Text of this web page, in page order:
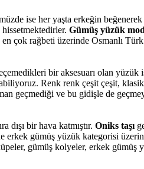
ise her yaşta erkeğin
Gümüş yüzük
çok rağbeti üzerinde Osmanlı
bir aksesuarı olan yüzük
Renk renk çeşit çeşit,
geçmediği ve bu gidişle de
dışı bir hava katmıştır. Oniks taşı
erkek gümüş yüzük kategorisi
gümüş kolyeler, erkek gümüş